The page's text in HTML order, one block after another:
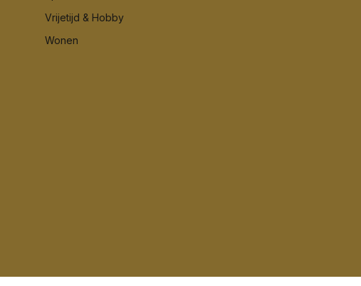
Vrijetijd & Hobby
Wonen